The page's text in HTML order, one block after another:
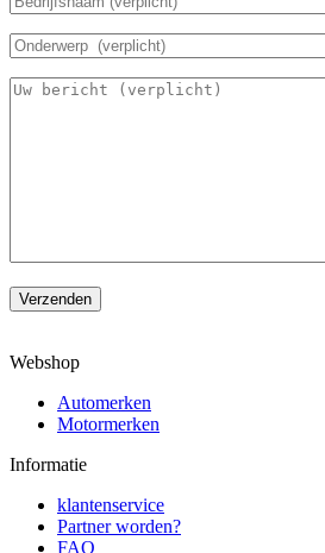
Verzenden
Webshop
Automerken
Motormerken
Informatie
klantenservice
Partner worden?
FAQ